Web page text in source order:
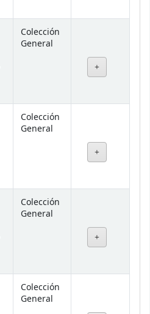
Colección
General
Colección
General
Colección
General
Colección
General